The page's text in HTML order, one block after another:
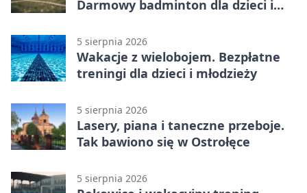
Darmowy badminton dla dzieci i
5 sierpnia 2026
Wakacje z wielobojem. Bezpłatne
treningi dla dzieci i młodzieży
5 sierpnia 2026
Lasery, piana i taneczne przeboje.
Tak bawiono się w Ostrołęce
5 sierpnia 2026